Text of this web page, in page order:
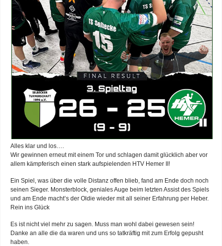
Alles klar und los….
Wir gewinnen erneut mit einem Tor und schlagen damit glücklich aber vor
allem kämpferisch einen stark aufspielenden HTV Hemer II!
Ein Spiel, was über die volle Distanz offen blieb, fand am Ende doch noch
seinen Sieger. Monsterblock, geniales Auge beim letzten Assist des Spiels
und am Ende macht’s der Oldie wieder mit all seiner Erfahrung per Heber.
Rein ins Glück
Es ist nicht viel mehr zu sagen. Muss man wohl dabei gewesen sein!
Danke an alle die da waren und uns so tatkräftig mit zum Erfolg gepusht
haben.